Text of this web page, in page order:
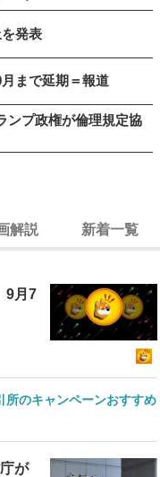
発表
まで延期＝報道
ンプ政権が倫理規定協
解説 新着一覧
9月7
所のキャンペーンおすすめ
が